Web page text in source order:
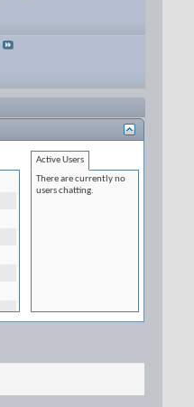
Active Users
There are currently no
users chatting.